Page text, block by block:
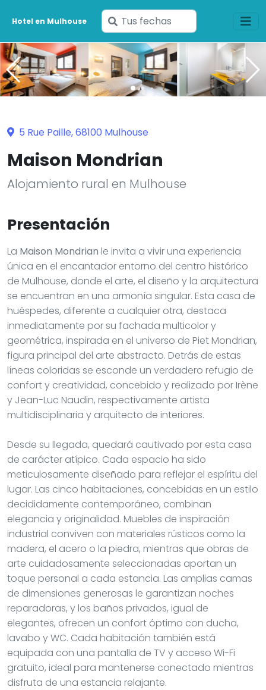
Hotel en Mulhouse
Ingresa
tus
fechas
5 Rue Paille, 68100 Mulhouse
Maison Mondrian
Alojamiento rural en Mulhouse
Presentación
La Maison Mondrian le invita a vivir una experiencia
única en el encantador entorno del centro histórico
de Mulhouse, donde el arte, el diseño y la arquitectura
se encuentran en una armonía singular. Esta casa de
huéspedes, diferente a cualquier otra, destaca
inmediatamente por su fachada multicolor y
geométrica, inspirada en el universo de Piet Mondrian,
figura principal del arte abstracto. Detrás de estas
líneas coloridas se esconde un verdadero refugio de
confort y creatividad, concebido y realizado por Irène
y Jean-Luc Naudin, respectivamente artista
multidisciplinaria y arquitecto de interiores.
Desde su llegada, quedará cautivado por esta casa
de carácter atípico. Cada espacio ha sido
meticulosamente diseñado para reflejar el espíritu del
lugar. Las cinco habitaciones, concebidas en un estilo
decididamente contemporáneo, combinan
elegancia y originalidad. Muebles de inspiración
industrial conviven con materiales rústicos como la
madera, el acero o la piedra, mientras que obras de
arte cuidadosamente seleccionadas aportan un
toque personal a cada estancia. Las amplias camas
de dimensiones generosas le garantizan noches
reparadoras, y los baños privados, igual de
elegantes, ofrecen un confort óptimo con ducha,
lavabo y WC. Cada habitación también está
equipada con una pantalla de TV y acceso Wi-Fi
gratuito, ideal para mantenerse conectado mientras
disfruta de una estancia relajante.